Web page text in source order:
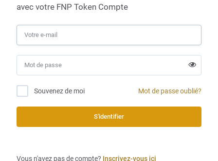
avec votre FNP Token Compte
Souvenez de moi Mot de passe oublié?
S'identifier
Vous n'avez pas de compte? Inscrivez-vous ici